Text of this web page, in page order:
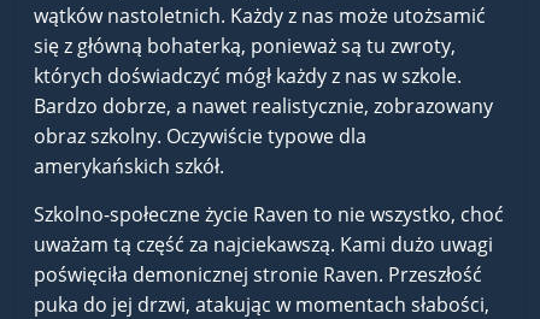
wątków nastoletnich. Każdy z nas może utożsamić
się z główną bohaterką, ponieważ są tu zwroty,
których doświadczyć mógł każdy z nas w szkole.
Bardzo dobrze, a nawet realistycznie, zobrazowany
obraz szkolny. Oczywiście typowe dla
amerykańskich szkół.
Szkolno-społeczne życie Raven to nie wszystko, choć
uważam tą część za najciekawszą. Kami dużo uwagi
poświęciła demonicznej stronie Raven. Przeszłość
puka do jej drzwi, atakując w momentach słabości,